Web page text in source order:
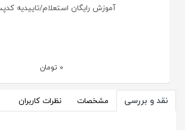
آموزش رایگان استعلام/تاییدیه
0 تومان
نقد و بررسی مشخصات نظرات کاربران